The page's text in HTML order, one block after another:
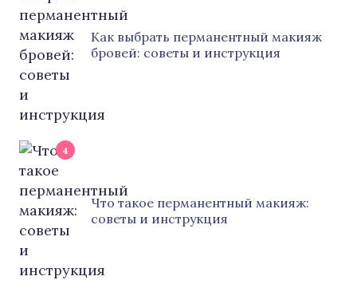
Как выбрать перманентный макияж
бровей: советы и инструкция
4
Что такое перманентный макияж:
советы и инструкция